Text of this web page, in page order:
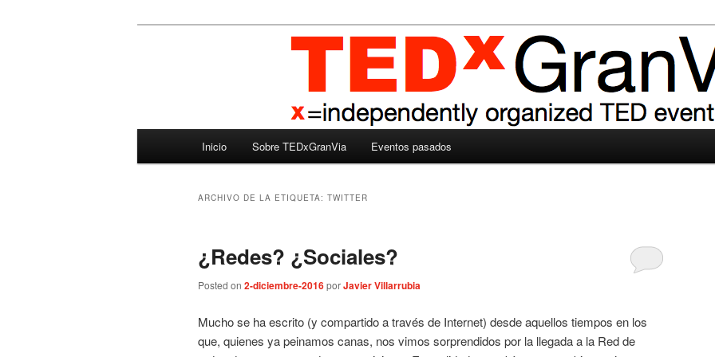
TEDxGranVia
Madrid – España – Spain
Inicio Sobre TEDxGranVia Eventos pasados
ARCHIVO DE LA ETIQUETA: TWITTER
¿Redes? ¿Sociales?
Posted on 2-diciembre-2016porJavier Villarrubia
Mucho se ha escrito (y compartido a través de Internet) desde aquellos tiempos en los
que, quienes ya peinamos canas, nos vimos sorprendidos por la llegada a la Red de